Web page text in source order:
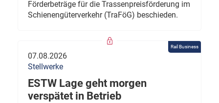
Förderbeträge für die Trassenpreisförderung im
Schienengüterverkehr (TraFöG) beschieden.
Rail Business
07.08.2026
Stellwerke
ESTW Lage geht morgen
verspätet in Betrieb